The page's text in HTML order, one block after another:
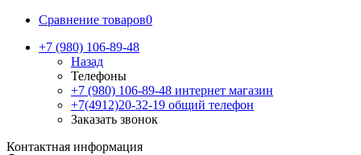
Сравнение товаров0
+7 (980) 106-89-48
Назад
Телефоны
+7 (980) 106-89-48 интернет магазин
+7(4912)20-32-19 общий телефон
Заказать звонок
Контактная информация